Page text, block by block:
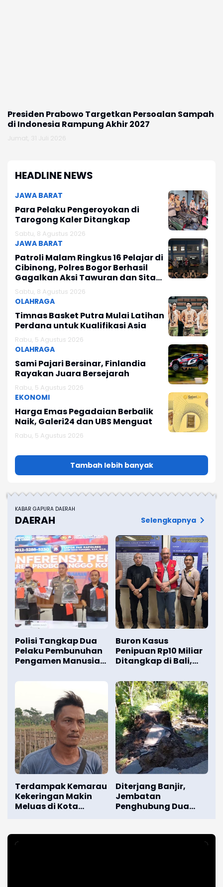
Prabowo Minta Praja IPDN Bermanfaat bagi
Masyarakat
Rabu, 29 Juli 2026
HEADLINE NEWS
JAWA BARAT
Para Pelaku Pengeroyokan di
Tarogong Kaler Ditangkap
Sabtu, 8 Agustus 2026
JAWA BARAT
Patroli Malam Ringkus 16 Pelajar di
Cibinong, Polres Bogor Berhasil
Gagalkan Aksi Tawuran dan Sita
Sajam
Sabtu, 8 Agustus 2026
OLAHRAGA
Timnas Basket Putra Mulai Latihan
Perdana untuk Kualifikasi Asia
Rabu, 5 Agustus 2026
OLAHRAGA
Sami Pajari Bersinar, Finlandia
Rayakan Juara Bersejarah
Rabu, 5 Agustus 2026
EKONOMI
Harga Emas Pegadaian Berbalik
Naik, Galeri24 dan UBS Menguat
Rabu, 5 Agustus 2026
Tambah lebih banyak
KABAR GAPURA DAERAH
DAERAH Selengkapnya
Polisi Tangkap Dua
Pelaku Pembunuhan
Pengamen Manusia
Buron Kasus
Penipuan Rp10 Miliar
Ditangkap di Bali,
Akhiri Pelarian
Terpidana
Terdampak Kemarau
Kekeringan Makin
Meluas di Kota
Diterjang Banjir,
Jembatan
Penghubung Dua